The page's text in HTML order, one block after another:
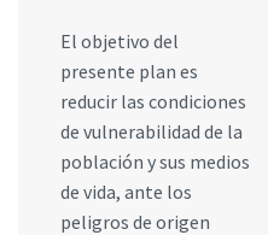
El objetivo del
presente plan es
reducir las condiciones
de vulnerabilidad de la
población y sus medios
de vida, ante los
peligros de origen